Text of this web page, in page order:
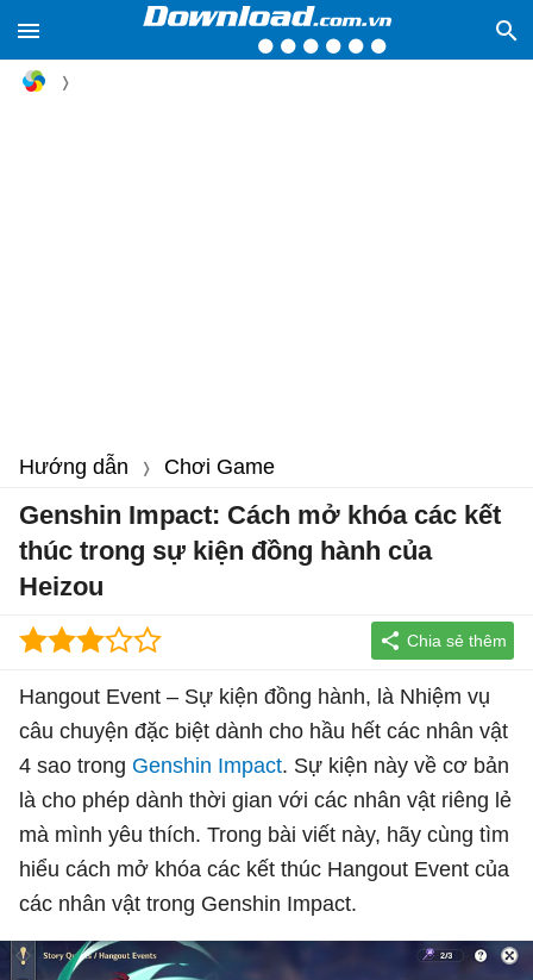
Hướng dẫn Chơi Game
Genshin Impact: Cách mở khóa các kết
thúc trong sự kiện đồng hành của
Heizou
Hangout Event – Sự kiện đồng hành, là Nhiệm vụ
câu chuyện đặc biệt dành cho hầu hết các nhân vật
4 sao trong Genshin Impact. Sự kiện này về cơ bản
là cho phép dành thời gian với các nhân vật riêng lẻ
mà mình yêu thích. Trong bài viết này, hãy cùng tìm
hiểu cách mở khóa các kết thúc Hangout Event của
các nhân vật trong Genshin Impact.